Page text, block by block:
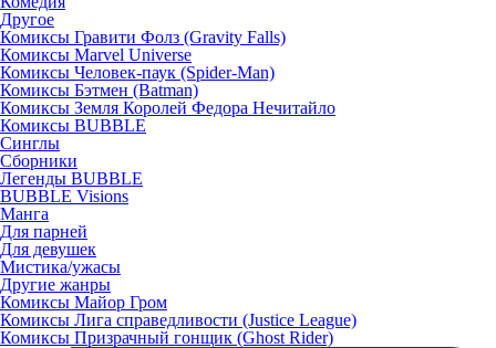
Другое
Комиксы Гравити Фолз (Gravity Falls)
Комиксы Marvel Universe
Комиксы Человек-паук (Spider-Man)
Комиксы Бэтмен (Batman)
Комиксы Земля Королей Федора Нечитайло
Комиксы BUBBLE
Синглы
Сборники
Легенды BUBBLE
BUBBLE Visions
Манга
Для парней
Для девушек
Мистика/ужасы
Другие жанры
Комиксы Майор Гром
Комиксы Лига справедливости (Justice League)
Комиксы Призрачный гонщик (Ghost Rider)